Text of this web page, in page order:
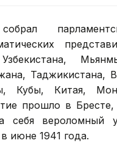
Таджикистана,
Кубы, Китая,
прошло в
себя вероломный
июне 1941 года.